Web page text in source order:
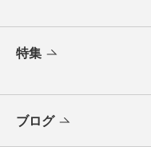
特集
ブログ